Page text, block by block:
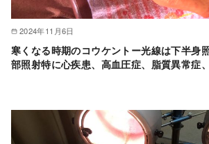
2024年11月6日
寒くなる時期のコウケントー光線は下半身
部照射特に心疾患、高血圧症、脂質異常症